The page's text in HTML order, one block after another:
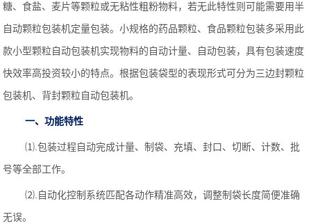
糖、食盐、麦片等颗粒或无粘性粗粉物料，若无此特性则可能需要用半
自动颗粒包装机定量包装。小规格的药品颗粒、食品颗粒包装多采用此
款小型颗粒自动包装机实现物料的自动计量、自动包装，具有包装速度
快效率高投资较小的特点。根据包装袋型的表现形式可分为三边封颗粒
包装机、背封颗粒自动包装机。
一、功能特性
⑴.包装过程自动完成计量、制袋、充填、封口、切断、计数、批
号等全部工作。
⑵.自动化控制系统匹配各动作精准高效，调整制袋长度简便准确
无误。